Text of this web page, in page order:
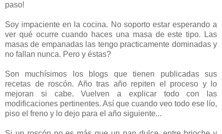
paso!
Soy impaciente en la cocina. No soporto estar esperando a
ver qué ocurre cuando haces una masa de este tipo. Las
masas de empanadas las tengo practicamente dominadas y
no fallan nunca. Pero y éstas?
Son muchísimos los blogs que tienen publicadas sus
recetas de roscón. Año tras año repiten el proceso y lo
mejoran si cabe. Vuelven a explicar todo con las
modificaciones pertinentes. Así que cuando veo todo ese lío,
piso el freno y lo dejo para el año siguiente...